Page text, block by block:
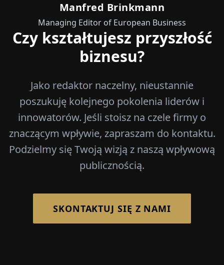
Manfred Brinkmann
Managing Editor of European Business
Czy kształtujesz przyszłość
biznesu?
Jako redaktor naczelny, nieustannie
poszukuję kolejnego pokolenia liderów i
innowatorów. Jeśli stoisz na czele firmy o
znaczącym wpływie, zapraszam do kontaktu.
Podzielmy się Twoją wizją z naszą wpływową
publicznością.
SKONTAKTUJ SIĘ Z NAMI